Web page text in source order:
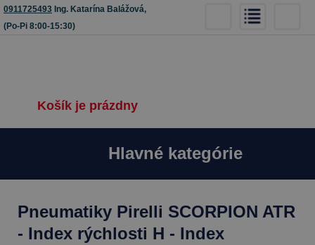
0911725493 Ing. Katarína Balážová,
(Po-Pi 8:00-15:30)
Košík je prázdny
Hlavné kategórie
Pneumatiky Pirelli SCORPION ATR
- Index rýchlosti H - Index